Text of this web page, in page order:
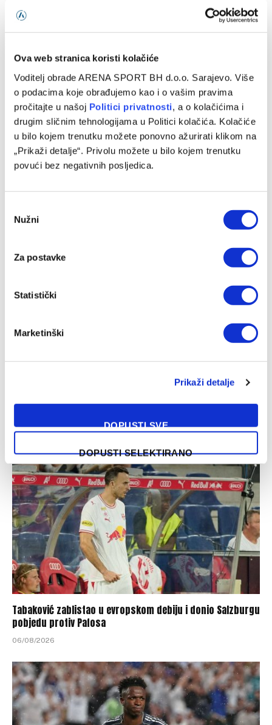
Ova web stranica koristi kolačiće
Voditelj obrade ARENA SPORT BH d.o.o. Sarajevo. Više
o podacima koje obrađujemo kao i o vašim pravima
pročitajte u našoj Politici privatnosti, a o kolačićima i
drugim sličnim tehnologijama u Politici kolačića. Kolačiće
u bilo kojem trenutku možete ponovno ažurirati klikom na
„Prikaži detalje“. Privolu možete u bilo kojem trenutku
povući bez negativnih posljedica.
Selection
Nužni
Za postavke
Statistički
Marketinški
Prikaži detalje
DOPUSTI SVE
DOPUSTI SELEKTIRANO
Nakon Muharemovića i Wilsona: Leeds doveo treće
pojačanje i oborio rekord
Barcelona preotima kapitena Španije ljutom rivalu
07/08/2026
Tabaković zablistao u evropskom debiju i donio Salzburgu
pobjedu protiv Pafosa
06/08/2026